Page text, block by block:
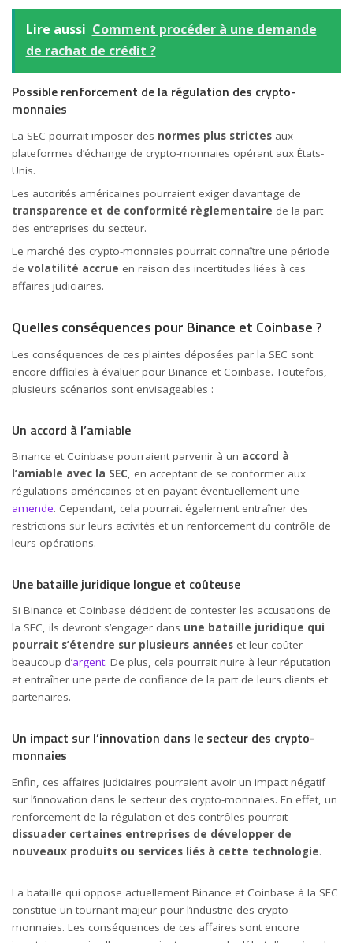
Lire aussi Comment procéder à une demande
de rachat de crédit ?
Possible renforcement de la régulation des crypto-
monnaies
La SEC pourrait imposer des normes plus strictes aux
plateformes d’échange de crypto-monnaies opérant aux États-
Unis.
Les autorités américaines pourraient exiger davantage de
transparence et de conformité règlementaire de la part
des entreprises du secteur.
Le marché des crypto-monnaies pourrait connaître une période
de volatilité accrue en raison des incertitudes liées à ces
affaires judiciaires.
Quelles conséquences pour Binance et Coinbase ?
Les conséquences de ces plaintes déposées par la SEC sont
encore difficiles à évaluer pour Binance et Coinbase. Toutefois,
plusieurs scénarios sont envisageables :
Un accord à l’amiable
Binance et Coinbase pourraient parvenir à un accord à
l’amiable avec la SEC, en acceptant de se conformer aux
régulations américaines et en payant éventuellement une
amende. Cependant, cela pourrait également entraîner des
restrictions sur leurs activités et un renforcement du contrôle de
leurs opérations.
Une bataille juridique longue et coûteuse
Si Binance et Coinbase décident de contester les accusations de
la SEC, ils devront s’engager dans une bataille juridique qui
pourrait s’étendre sur plusieurs années et leur coûter
beaucoup d’argent. De plus, cela pourrait nuire à leur réputation
et entraîner une perte de confiance de la part de leurs clients et
partenaires.
Un impact sur l’innovation dans le secteur des crypto-
monnaies
Enfin, ces affaires judiciaires pourraient avoir un impact négatif
sur l’innovation dans le secteur des crypto-monnaies. En effet, un
renforcement de la régulation et des contrôles pourrait
dissuader certaines entreprises de développer de
nouveaux produits ou services liés à cette technologie.
La bataille qui oppose actuellement Binance et Coinbase à la SEC
constitue un tournant majeur pour l’industrie des crypto-
monnaies. Les conséquences de ces affaires sont encore